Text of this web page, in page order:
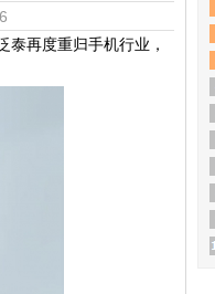
再度重归手机行业，